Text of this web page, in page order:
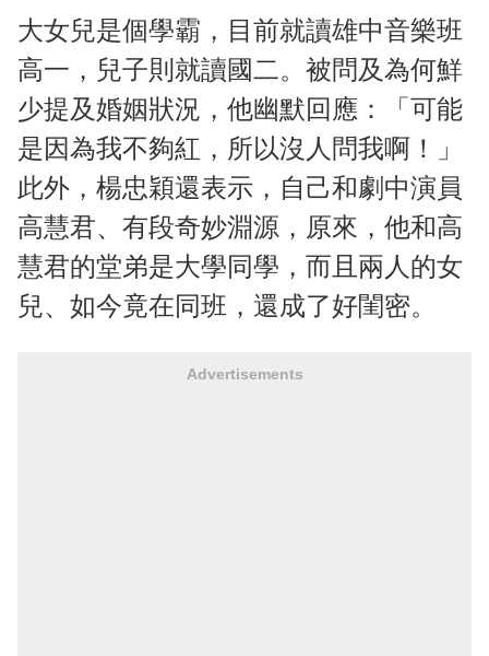
大女兒是個學霸，目前就讀雄中音樂班
高一，兒子則就讀國二。被問及為何鮮
少提及婚姻狀況，他幽默回應：「可能
是因為我不夠紅，所以沒人問我啊！」
此外，楊忠穎還表示，自己和劇中演員
高慧君、有段奇妙淵源，原來，他和高
慧君的堂弟是大學同學，而且兩人的女
兒、如今竟在同班，還成了好閨密。
Advertisements